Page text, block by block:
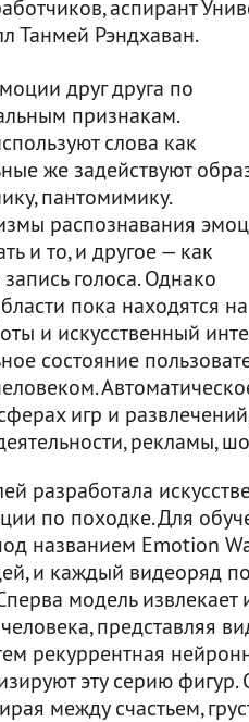
аспирант
Танмей Рэндхаван.
друг друга по
признакам.
слова как
же задействуют
пантомимику.
распознавания
и то, и другое — как
голоса. Однако
пока находятся на
и искусственный
состояние
игр и
рекламы,
разработала
по походке. Для
названием Emotion
и каждый видеоряд
модель
представляя
рекуррентная
эту серию
между счастьем,